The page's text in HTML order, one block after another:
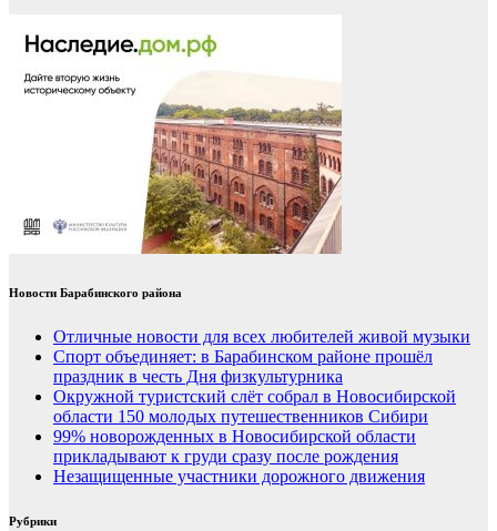
Новости Барабинского района
Отличные новости для всех любителей живой музыки
Спорт объединяет: в Барабинском районе прошёл
праздник в честь Дня физкультурника
Окружной туристский слёт собрал в Новосибирской
области 150 молодых путешественников Сибири
99% новорожденных в Новосибирской области
прикладывают к груди сразу после рождения
Незащищенные участники дорожного движения
Рубрики